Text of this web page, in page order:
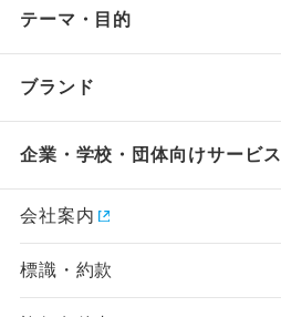
テーマ・目的
ブランド
企業・学校・団体向けサービス
会社案内
標識・約款